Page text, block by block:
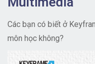
Các bạn có biết ở
môn học không?